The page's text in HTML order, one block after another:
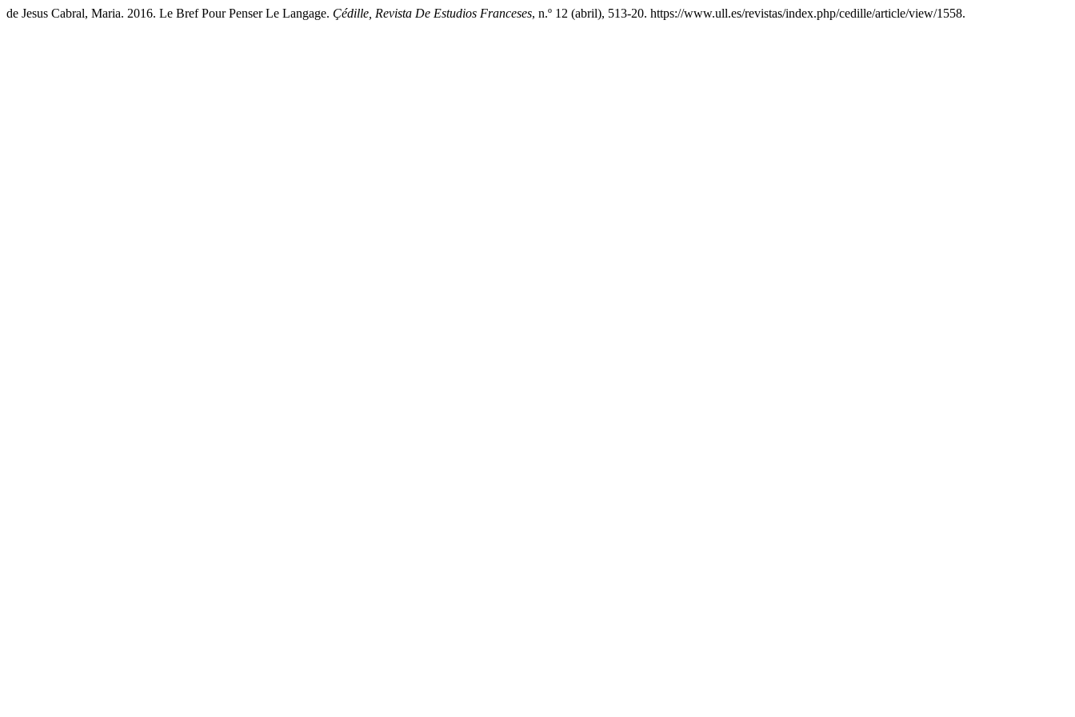
de Jesus Cabral, Maria. 2016. Le Bref Pour Penser Le Langage. Çédille, Revista De Estudios Franceses, n.º 12 (abril), 513-20. https://www.ull.es/revistas/index.php/cedille/article/view/1558.